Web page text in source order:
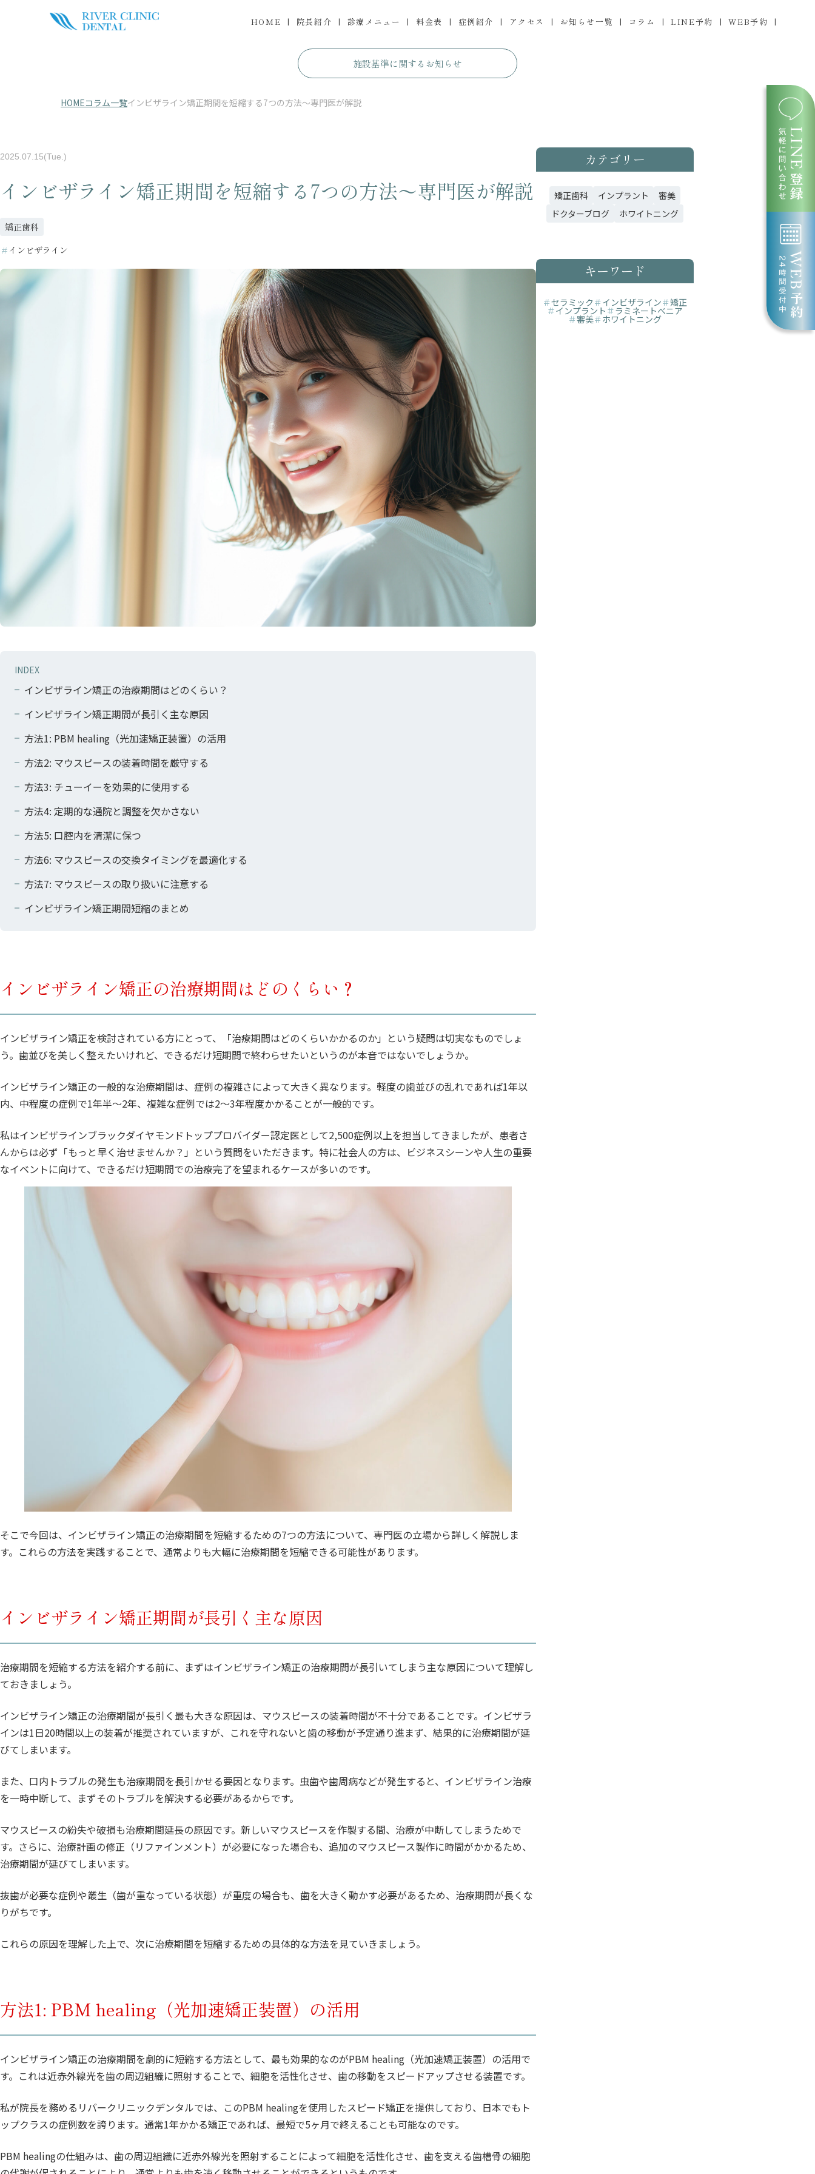
HOME 院長紹介 診療メニュー 料金表 症例紹介 アクセス お知らせ一覧 コラム LINE予約 WEB予約
施設基準に関するお知らせ
HOMEコラム一覧インビザライン矯正期間を短縮する7つの方法〜専門医が解説
2025.07.15(Tue.)
インビザライン矯正期間を短縮する7つの方法〜専門医が解説
矯正歯科
＃ インビザライン
INDEX
インビザライン矯正の治療期間はどのくらい？
インビザライン矯正期間が長引く主な原因
方法1: PBM healing（光加速矯正装置）の活用
方法2: マウスピースの装着時間を厳守する
方法3: チューイーを効果的に使用する
方法4: 定期的な通院と調整を欠かさない
方法5: 口腔内を清潔に保つ
方法6: マウスピースの交換タイミングを最適化する
方法7: マウスピースの取り扱いに注意する
インビザライン矯正期間短縮のまとめ
インビザライン矯正の治療期間はどのくらい？
インビザライン矯正を検討されている方にとって、「治療期間はどのくらいかかるのか」という疑問は切実なものでしょ
う。歯並びを美しく整えたいけれど、できるだけ短期間で終わらせたいというのが本音ではないでしょうか。
インビザライン矯正の一般的な治療期間は、症例の複雑さによって大きく異なります。軽度の歯並びの乱れであれば1年以
内、中程度の症例で1年半〜2年、複雑な症例では2〜3年程度かかることが一般的です。
私はインビザラインブラックダイヤモンドトッププロバイダー認定医として2,500症例以上を担当してきましたが、患者さ
んからは必ず「もっと早く治せませんか？」という質問をいただきます。特に社会人の方は、ビジネスシーンや人生の重要
なイベントに向けて、できるだけ短期間での治療完了を望まれるケースが多いのです。
そこで今回は、インビザライン矯正の治療期間を短縮するための7つの方法について、専門医の立場から詳しく解説しま
す。これらの方法を実践することで、通常よりも大幅に治療期間を短縮できる可能性があります。
インビザライン矯正期間が長引く主な原因
治療期間を短縮する方法を紹介する前に、まずはインビザライン矯正の治療期間が長引いてしまう主な原因について理解し
ておきましょう。
インビザライン矯正の治療期間が長引く最も大きな原因は、マウスピースの装着時間が不十分であることです。インビザラ
インは1日20時間以上の装着が推奨されていますが、これを守れないと歯の移動が予定通り進まず、結果的に治療期間が延
びてしまいます。
また、口内トラブルの発生も治療期間を長引かせる要因となります。虫歯や歯周病などが発生すると、インビザライン治療
を一時中断して、まずそのトラブルを解決する必要があるからです。
マウスピースの紛失や破損も治療期間延長の原因です。新しいマウスピースを作製する間、治療が中断してしまうためで
す。さらに、治療計画の修正（リファインメント）が必要になった場合も、追加のマウスピース製作に時間がかかるため、
治療期間が延びてしまいます。
抜歯が必要な症例や叢生（歯が重なっている状態）が重度の場合も、歯を大きく動かす必要があるため、治療期間が長くな
りがちです。
これらの原因を理解した上で、次に治療期間を短縮するための具体的な方法を見ていきましょう。
方法1: PBM healing（光加速矯正装置）の活用
インビザライン矯正の治療期間を劇的に短縮する方法として、最も効果的なのがPBM healing（光加速矯正装置）の活用で
す。これは近赤外線光を歯の周辺組織に照射することで、細胞を活性化させ、歯の移動をスピードアップさせる装置です。
私が院長を務めるリバークリニックデンタルでは、このPBM healingを使用したスピード矯正を提供しており、日本でもト
ップクラスの症例数を誇ります。通常1年かかる矯正であれば、最短で5ヶ月で終えることも可能なのです。
PBM healingの仕組みは、歯の周辺組織に近赤外線光を照射することによって細胞を活性化させ、歯を支える歯槽骨の細胞
カテゴリー
矯正歯科 インプラント
審美
ドクターブログ
ホワイトニング
キーワード
＃セラミック ＃インビザライン＃矯正
＃インプラント ＃ラミネートべニア
＃審美＃ホワイトニング